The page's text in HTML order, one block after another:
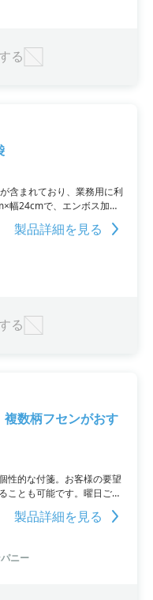
食材のパッケージなども
る
含まれており、業務用に利
幅24cmで、エンボス加工
さを提供します。さらに、
ポリエチレン製ガウン、使
製品詳細を見る
る
数柄フセンがおす
性的な付箋。お客様の要望
ことも可能です。曜日ごと
ど、柄のカスタマイズも自
製品詳細を見る
ニー